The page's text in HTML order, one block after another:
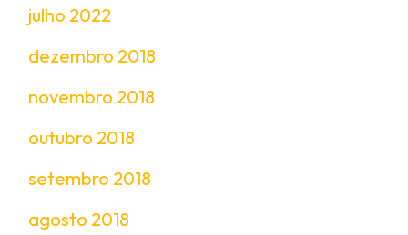
julho 2022
dezembro 2018
novembro 2018
outubro 2018
setembro 2018
agosto 2018